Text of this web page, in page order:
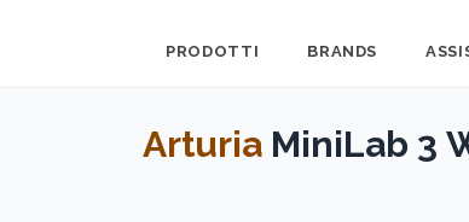
PRODOTTI BRANDS
Arturia MiniLab 3